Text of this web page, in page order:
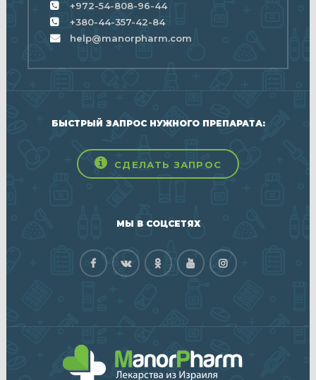
+972-54-808-96-44
+380-44-357-42-84
help@manorpharm.com
БЫСТРЫЙ ЗАПРОС НУЖНОГО ПРЕПАРАТА:
СДЕЛАТЬ ЗАПРОС
МЫ В СОЦСЕТЯХ